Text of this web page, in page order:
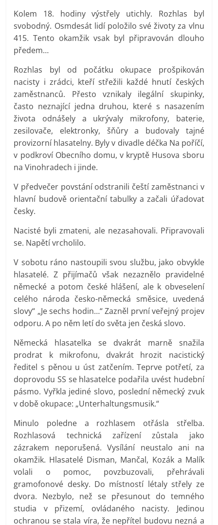
Kolem 18. hodiny výstřely utichly. Rozhlas byl
svobodný. Osmdesát lidí položilo své životy za vlnu
415. Tento okamžik vsak byl připravován dlouho
předem…
Rozhlas byl od počátku okupace prošpikován
nacisty i zrádci, kteří střežili každé hnutí českých
zaměstnanců. Přesto vznikaly ilegální skupinky,
často neznající jedna druhou, které s nasazením
života odnášely a ukrývaly mikrofony, baterie,
zesilovače, elektronky, šňůry a budovaly tajné
provizorní hlasatelny. Byly v divadle déčka Na poříčí,
v podkroví Obecního domu, v kryptě Husova sboru
na Vinohradech i jinde.
V předvečer povstání odstranili čeští zaměstnanci v
hlavní budově orientační tabulky a začali úřadovat
česky.
Nacisté byli zmateni, ale nezasahovali. Připravovali
se. Napětí vrcholilo.
V sobotu ráno nastoupili svou službu, jako obvykle
hlasatelé. Z přijímačů však nezaznělo pravidelné
německé a potom české hlášení, ale k obveselení
celého národa česko-německá směsice, uvedená
slovy“ „Je sechs hodin…“ Zazněl první veřejný projev
odporu. A po něm letí do světa jen česká slovo.
Německá hlasatelka se dvakrát marně snažila
prodrat k mikrofonu, dvakrát hrozit nacistický
ředitel s pěnou u úst zatčením. Teprve potřetí, za
doprovodu SS se hlasatelce podařila uvést hudební
pásmo. Vyřkla jediné slovo, poslední německý zvuk
v době okupace: „Unterhaltungsmusik.“
Minulo poledne a rozhlasem otřásla střelba.
Rozhlasová technická zařízení zůstala jako
zázrakem neporušená. Vysílání neustalo ani na
okamžik. Hlasatelé Disman, Mančal, Kozák a Malík
volali o pomoc, povzbuzovali, přehrávali
gramofonové desky. Do místností létaly střely ze
dvora. Nezbylo, než se přesunout do temného
studia v přizemí, ovládaného nacisty. Jedinou
ochranou se stala víra, že nepřítel budovu nezná a